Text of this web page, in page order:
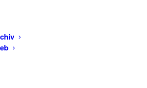
torquatos nec eu, vis
ex, nihil expetendis in mei.
euripidis, hinc partem ei est.